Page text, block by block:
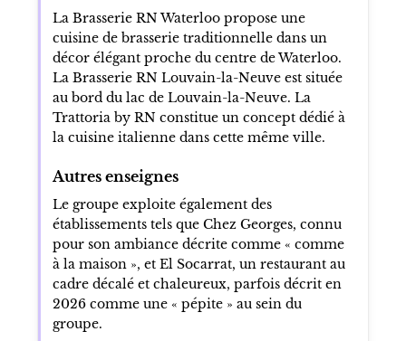
La Brasserie RN Waterloo propose une
cuisine de brasserie traditionnelle dans un
décor élégant proche du centre de Waterloo.
La Brasserie RN Louvain-la-Neuve est située
au bord du lac de Louvain-la-Neuve. La
Trattoria by RN constitue un concept dédié à
la cuisine italienne dans cette même ville.
Autres enseignes
Le groupe exploite également des
établissements tels que Chez Georges, connu
pour son ambiance décrite comme « comme
à la maison », et El Socarrat, un restaurant au
cadre décalé et chaleureux, parfois décrit en
2026 comme une « pépite » au sein du
groupe.